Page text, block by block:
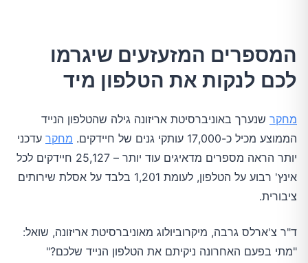
המספרים המזעזעים שיגרמו
לכם לנקות את הטלפון מיד
מחקר שנערך באוניברסיטת אריזונה גילה שהטלפון הנייד
הממוצע מכיל כ-17,000 עותקי גנים של חיידקים.
מחקר עדכני
יותר הראה מספרים מדאיגים עוד יותר – 25,127 חיידקים לכל
אינץ' רבוע על הטלפון, לעומת 1,201 בלבד על אסלת שירותים
ציבורית.
ד"ר צ'ארלס גרבה, מיקרוביולוג מאוניברסיטת אריזונה, שואל:
"מתי בפעם האחרונה ניקיתם את הטלפון הנייד שלכם?"